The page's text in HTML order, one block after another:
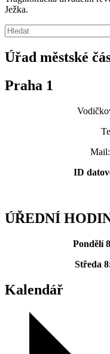
Ježka.
Vyhledávání:
Úřad městské
Praha 1
Mail:
ID
ÚŘEDNÍ
Pondělí
Středa
Kalendář